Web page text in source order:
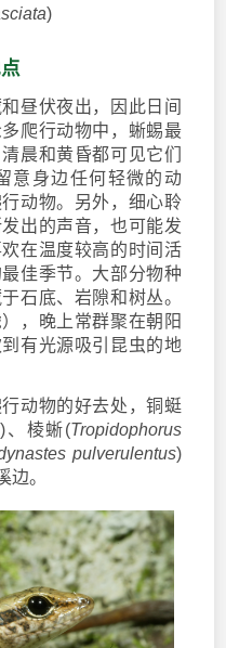
)
昼伏夜出，因此日间
爬行动物中，蜥蜴最
晨和黄昏都可见它们
意身边任何轻微的动
动物。另外，细心聆
出的声音，也可能发
在温度较高的时间活
佳季节。大部分物种
石底、岩隙和树丛。
，晚上常群聚在朝阳
有光源吸引昆虫的地
动物的好去处，铜蜓
)、棱蜥(Tropidophorus
pulverulentus)
边。